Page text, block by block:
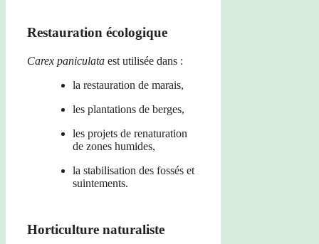
Restauration écologique
Carex paniculata est utilisée dans :
la restauration de marais,
les plantations de berges,
les projets de renaturation
de zones humides,
la stabilisation des fossés et
suintements.
Horticulture naturaliste